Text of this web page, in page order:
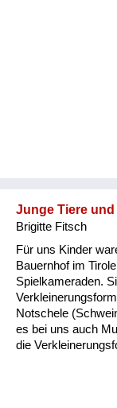
Junge Tiere
Brigitte Fitsch
Für uns Kinder
Bauernhof im
Spielkameraden.
Notschele
es bei uns auch
die